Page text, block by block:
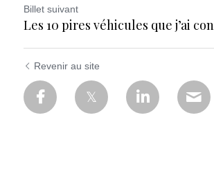
Billet suivant
Les 10 pires véhicules que j’ai
Revenir au site